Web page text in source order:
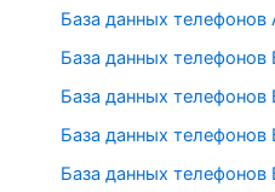
База данных
База данных телефонов
База данных телефонов
База данных телефонов
База данных